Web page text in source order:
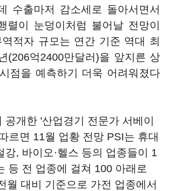
수출마저 감소세로 돌아서면서
렬이 눈덩이처럼 불어날 전망이
적자 규모는 연간 기준 역대 최
(206억2400만달러)을 앞지른 상
점을 예측하기 더욱 어려워졌다
개한 '산업경기 전문가 서베이
르면 11월 업황 전망 PSI는 휴대
강, 바이오·헬스 등의 업종들이 1
등 전 업종에 걸쳐 100 아래로
월 대비 기준으로 가전 업종에서